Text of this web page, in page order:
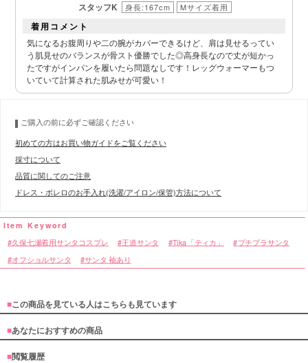
スタッフK 身長:167cm Mサイズ着用
着用コメント
気になるお腹周りや二の腕がカバーできるけど、肩は見せるってい
う肌見せのバランスが骨スト優勝でした◎高身長なので丈が短かっ
たですがインパンを履いたら問題なしです！レッグウォーマーもつ
いていて計算された肌みせが可愛い！
ご購入の前に必ずご確認ください
初めての方はお買い物ガイドをご覧ください
採寸について
品質に関してのご注意
ドレス・ボレロのお手入れ(洗濯/アイロン/保管)方法について
久保七瀬着用サンタコスプレ 王道サンタ Tika「ティカ」 プチプラサンタ
オフショルサンタ サンタ 袖あり
■この商品を見ている人はこちらも見ています
■あなたにおすすめの商品
■閲覧履歴